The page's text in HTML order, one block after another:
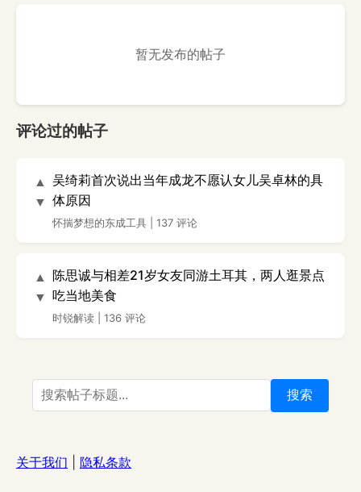
暂无发布的帖子
评论过的帖子
▲
▼
吴绮莉首次说出当年成龙不愿认女儿吴卓林的具
体原因
怀揣梦想的东成工具 137 评论
▲
▼
陈思诚与相差21岁女友同游土耳其，两人逛景点
吃当地美食
时锐解读 136 评论
搜索
关于我们 隐私条款